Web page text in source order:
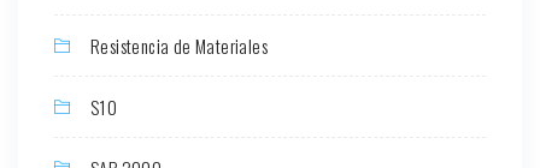
Resistencia de Materiales
S10